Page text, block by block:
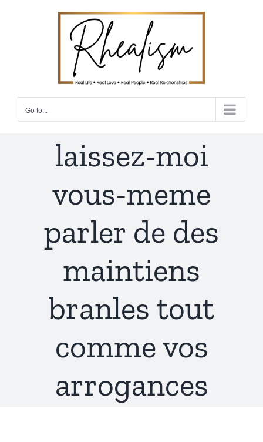
Go to...
laissez-moi
vous-meme
parler de des
maintiens
branles tout
comme vos
arrogances